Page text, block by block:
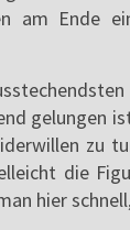
am Ende
gelungen
zu
die
hier